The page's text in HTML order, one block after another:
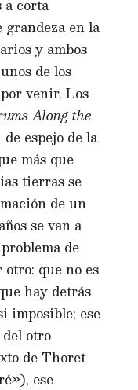
a corta
en la
y ambos
de los
venir. Los
Along the
espejo de la
más que
tierras se
de un
se van a
de
otro: que no es
hay detrás
imposible; ese
del otro
de Thoret
ese